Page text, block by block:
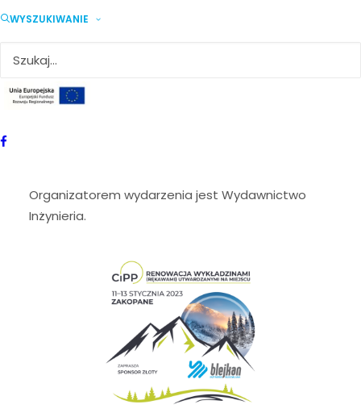
WYSZUKIWANIE
PROJEKT UNIJNY
pewnością nie zabraknie.
Zapraszamy do Zakopanego w dniach od 11 do
Organizatorem wydarzenia jest Wydawnictwo
Inżynieria.